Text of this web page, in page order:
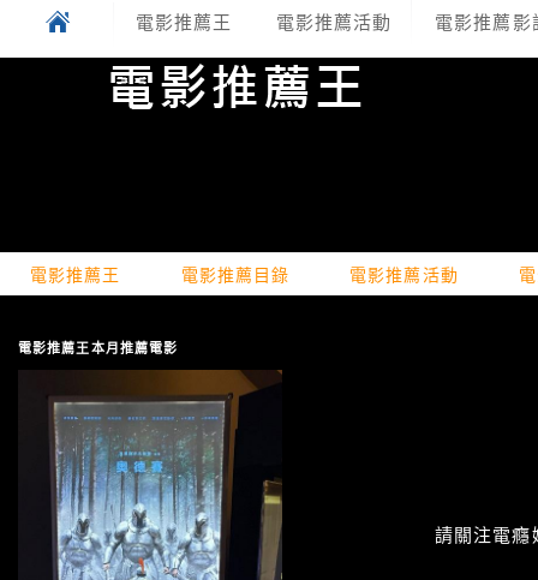
電影推薦王 電影推薦活動 電影推薦影
電影推薦王 電影推薦目錄 電影推薦活動
請關注電
電影推薦王本月推薦電影